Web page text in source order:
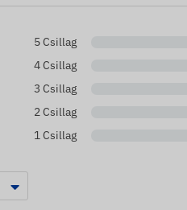
5 Csillag
4 Csillag
3 Csillag
2 Csillag
1 Csillag